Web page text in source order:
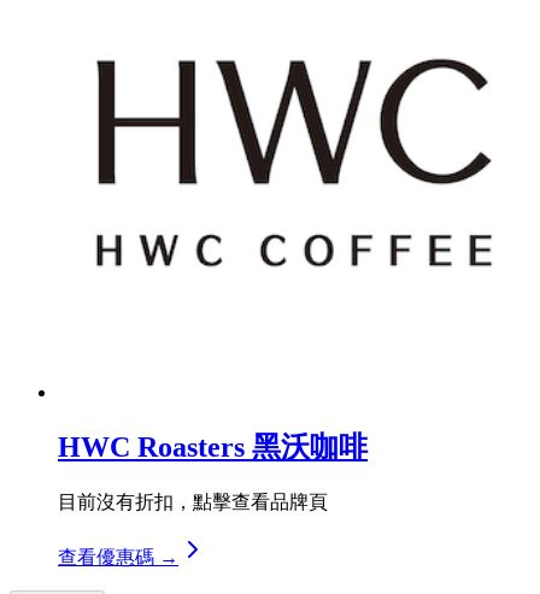
HWC Roasters 黑沃咖啡
目前沒有折扣，點擊查看品牌頁
查看優惠碼 →